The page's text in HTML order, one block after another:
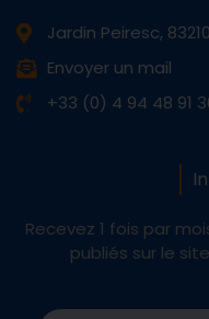
Jardin Peiresc,
Envoyer un mail
+33 (0) 4 94 48 91
Recevez 1 fois par
publiés sur le